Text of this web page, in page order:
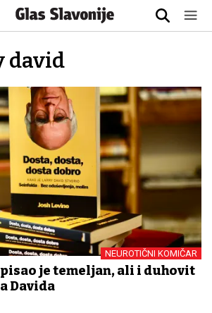
david
NEUROTIČNI KOMIČAR
je temeljan, ali i duhovit
Davida